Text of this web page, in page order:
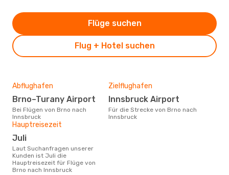
Flug + Hotel suchen
Flüge suchen
Abflughafen
Brno–Turany Airport
Bei Flügen von Brno nach
Innsbruck
Zielflughafen
Innsbruck Airport
Für die Strecke von Brno nach
Innsbruck
Hauptreisezeit
Juli
Laut Suchanfragen unserer
Kunden ist Juli die
Hauptreisezeit für Flüge von
Brno nach Innsbruck